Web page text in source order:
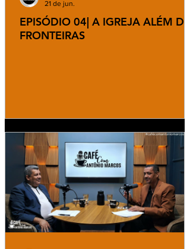
EPISÓDIO 04| A IGREJA ALÉM
FRONTEIRAS
21 de jun.